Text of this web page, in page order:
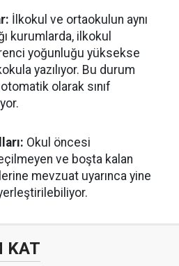
İlkokul ve ortaokulun aynı
kurumlarda, ilkokul
yoğunluğu yüksekse
yazılıyor. Bu durum
olarak sınıf
Okul öncesi
ve boşta kalan
mevzuat uyarınca yine
KAT